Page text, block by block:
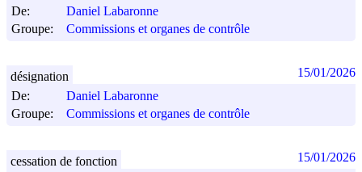
De:
Daniel Labaronne
Groupe:
Commissions et organes de contrôle
De:
Daniel Labaronne
Groupe:
Commissions et organes de contrôle
désignation 15/01/2026
cessation de fonction 15/01/2026